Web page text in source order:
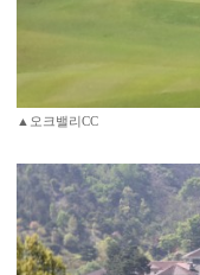
▲오크밸리CC